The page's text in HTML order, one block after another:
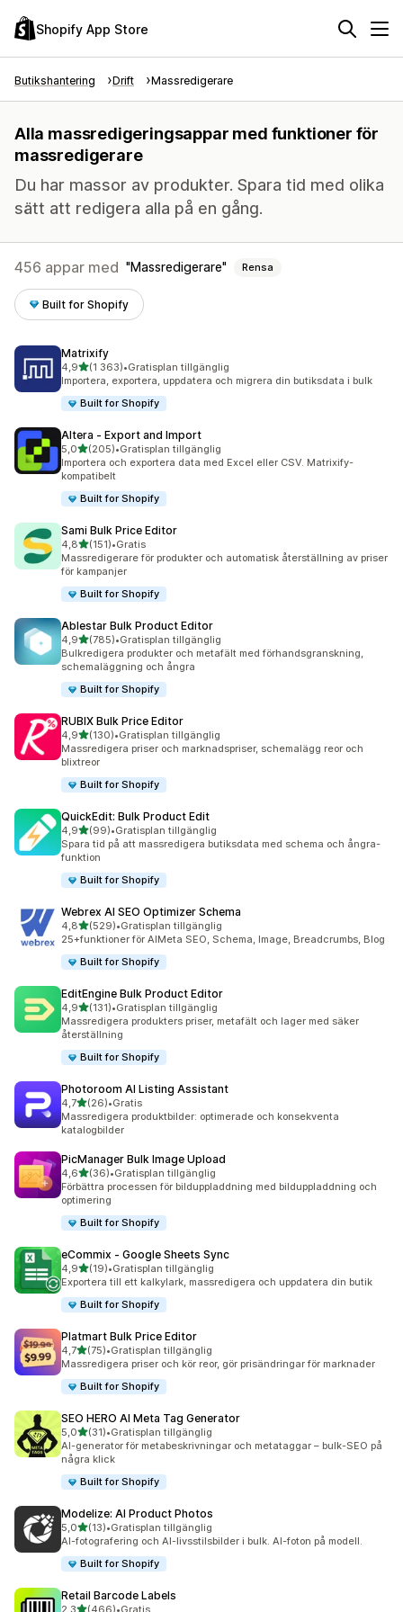
Shopify App Store
Butikshantering Drift Massredigerare
Alla massredigeringsappar med funktioner för
massredigerare
Du har massor av produkter. Spara tid med olika
sätt att redigera alla på en gång.
456 appar med Massredigerare Rensa
Built for Shopify
Matrixify
4,9av 5 stjärnor
(1 363)
1363 recensioner totalt
•Gratisplan tillgänglig
Importera, exportera, uppdatera och migrera din butiksdata i bulk
Built for Shopify
Altera ‑ Export and Import
5,0av 5 stjärnor
(205)
205 recensioner totalt
•Gratisplan tillgänglig
Importera och exportera data med Excel eller CSV. Matrixify-
kompatibelt
Built for Shopify
Sami Bulk Price Editor
4,8av 5 stjärnor
(151)
151 recensioner totalt
•Gratis
Massredigerare för produkter och automatisk återställning av priser
för kampanjer
Built for Shopify
Ablestar Bulk Product Editor
4,9av 5 stjärnor
(785)
785 recensioner totalt
•Gratisplan tillgänglig
Bulkredigera produkter och metafält med förhandsgranskning,
schemaläggning och ångra
Built for Shopify
RUBIX Bulk Price Editor
4,9av 5 stjärnor
(130)
130 recensioner totalt
•Gratisplan tillgänglig
Massredigera priser och marknadspriser, schemalägg reor och
blixtreor
Built for Shopify
QuickEdit: Bulk Product Edit
4,9av 5 stjärnor
(99)
99 recensioner totalt
•Gratisplan tillgänglig
Spara tid på att massredigera butiksdata med schema och ångra-
funktion
Built for Shopify
Webrex AI SEO Optimizer Schema
4,8av 5 stjärnor
(529)
529 recensioner totalt
•Gratisplan tillgänglig
25+funktioner för AIMeta SEO, Schema, Image, Breadcrumbs, Blog
Built for Shopify
EditEngine Bulk Product Editor
4,9av 5 stjärnor
(131)
131 recensioner totalt
•Gratisplan tillgänglig
Massredigera produkters priser, metafält och lager med säker
återställning
Built for Shopify
Photoroom AI Listing Assistant
4,7av 5 stjärnor
(26)
26 recensioner totalt
•Gratis
Massredigera produktbilder: optimerade och konsekventa
katalogbilder
PicManager Bulk Image Upload
4,6av 5 stjärnor
(36)
36 recensioner totalt
•Gratisplan tillgänglig
Förbättra processen för bilduppladdning med bilduppladdning och
optimering
Built for Shopify
eCommix ‑ Google Sheets Sync
4,9av 5 stjärnor
(19)
19 recensioner totalt
•Gratisplan tillgänglig
Exportera till ett kalkylark, massredigera och uppdatera din butik
Built for Shopify
Platmart Bulk Price Editor
4,7av 5 stjärnor
(75)
75 recensioner totalt
•Gratisplan tillgänglig
Massredigera priser och kör reor, gör prisändringar för marknader
Built for Shopify
SEO HERO AI Meta Tag Generator
5,0av 5 stjärnor
(31)
31 recensioner totalt
•Gratisplan tillgänglig
AI-generator för metabeskrivningar och metataggar – bulk-SEO på
några klick
Built for Shopify
Modelize: AI Product Photos
5,0av 5 stjärnor
(13)
13 recensioner totalt
•Gratisplan tillgänglig
AI-fotografering och AI-livsstilsbilder i bulk. AI-foton på modell.
Built for Shopify
Retail Barcode Labels
2,3av 5 stjärnor
(466)•Gratis